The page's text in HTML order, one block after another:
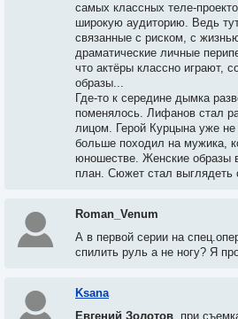
самых классных теле-
широкую аудиторию. Ведь
связанные с риском, с
драматические личные
что актёры классно играют,
образы...
Где-то к середине дымка
поменялось. Лифанов стал
лицом. Герой Курцына уже
больше походил на мужика,
юношестве. Женские образы
план. Сюжет стал выглядеть
Roman_Venum
А в первой серии на
спилить руль а не ногу? Я
Ksana
Евгений Золотов , при